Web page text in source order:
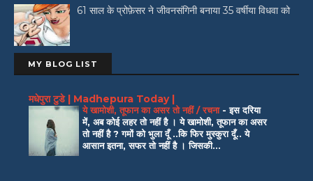
61 साल के प्रोफ़ेसर ने जीवनसंगिनी बनाया 35 वर्षीया विधवा को
MY BLOG LIST
मधेपुरा टुडे | Madhepura Today |
ये खामोशी, तूफान का असर तो नहीं / रचना -इस दरिया
में, अब कोई लहर तो नहीं है । ये खामोशी, तूफान का असर
तो नहीं है ? गमों को भुला दूँ ..कि फिर मुस्कुरा दूँ.. ये
आसान इतना, सफर तो नहीं है । जिसकी...